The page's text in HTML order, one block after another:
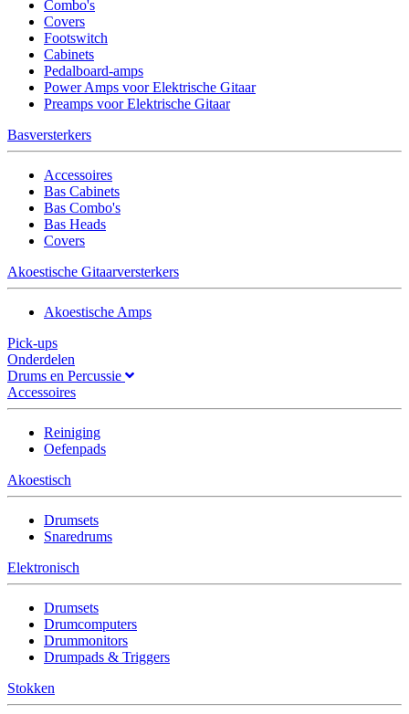
Combo's
Covers
Footswitch
Cabinets
Pedalboard-amps
Power Amps voor Elektrische Gitaar
Preamps voor Elektrische Gitaar
Basversterkers
Accessoires
Bas Cabinets
Bas Combo's
Bas Heads
Covers
Akoestische Gitaarversterkers
Akoestische Amps
Pick-ups
Onderdelen
Drums en Percussie
Accessoires
Reiniging
Oefenpads
Akoestisch
Drumsets
Snaredrums
Elektronisch
Drumsets
Drumcomputers
Drummonitors
Drumpads & Triggers
Stokken